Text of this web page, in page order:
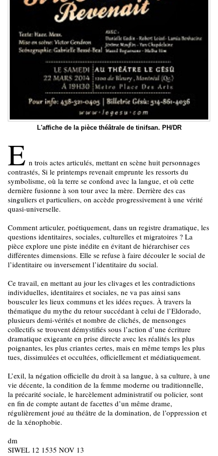
L'affiche de la pièce théâtrale de tinifsan. PH/DR
E n trois actes articulés, mettant en scène huit personnages
contrastés, Si le printemps revenait emprunte les ressorts du
symbolisme, où la terre se confond avec la langue, et où cette
dernière fusionne à son tour avec la mère. Derrière des cas
singuliers et particuliers, on accède progressivement à une vérité
quasi-universelle.
Comment articuler, poétiquement, dans un registre dramatique, les
questions identitaires, sociales, culturelles et migratoires ? La
pièce explore une piste inédite en évitant de hiérarchiser ces
différentes dimensions. Elle se refuse à faire découler le social de
l’identitaire ou inversement l’identitaire du social.
Ce travail, en mettant au jour les clivages et les contradictions
individuelles, identitaires et sociales, ne va pas ainsi sans
bousculer les lieux communs et les idées reçues. À travers la
thématique du mythe du retour succédant à celui de l’Eldorado,
plusieurs demi-vérités et nombre de clichés, de mensonges
collectifs se trouvent démystifiés sous l’action d’une écriture
dramatique exigeante en prise directe avec les réalités les plus
poignantes, les plus criantes certes, mais en même temps les plus
tues, dissimulées et occultées, officiellement et médiatiquement.
L’exil, la négation officielle du droit à sa langue, à sa culture, à une
vie décente, la condition de la femme moderne ou traditionnelle,
la précarité sociale, le harcèlement administratif ou policier, sont
en fin de compte autant de facettes d’un même drame,
régulièrement joué au théâtre de la domination, de l’oppression et
de la xénophobie.
dm
SIWEL 12 1535 NOV 13